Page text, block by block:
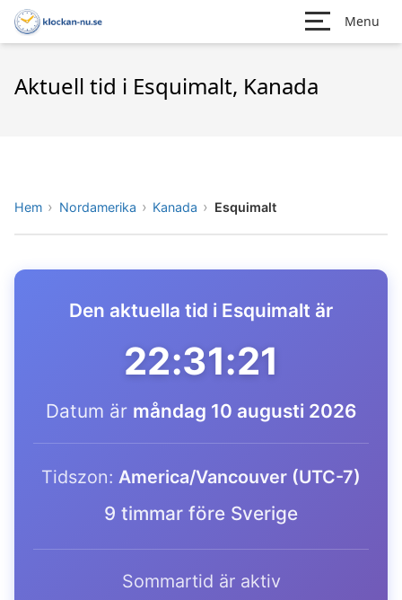
Menu
Aktuell tid i Esquimalt, Kanada
Hem Nordamerika Kanada Esquimalt
Den aktuella tid i Esquimalt är
22:31:21
Datum är måndag 10 augusti 2026
Tidszon: America/Vancouver (UTC-7)
9 timmar före Sverige
Sommartid är aktiv